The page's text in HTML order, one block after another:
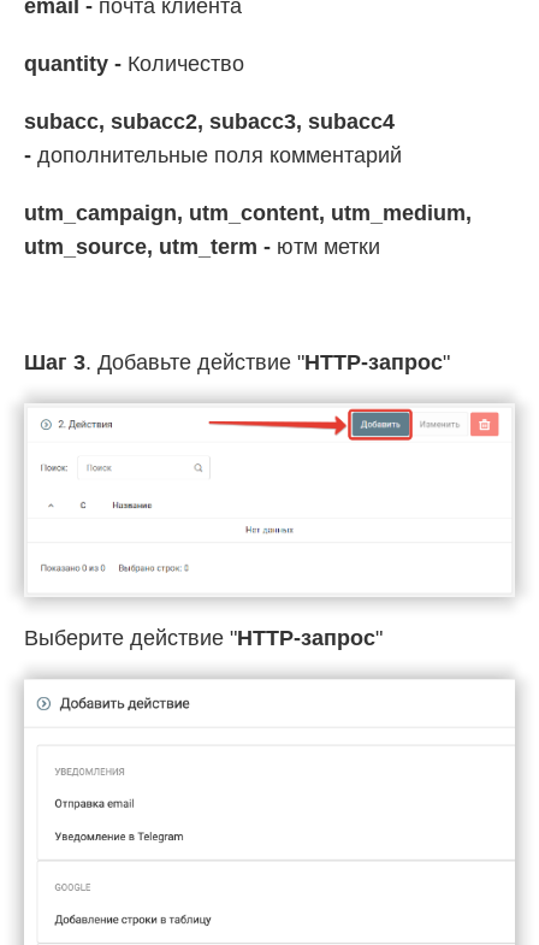
email - почта клиента
quantity - Количество
subacc, subacc2, subacc3, subacc4
- дополнительные поля комментарий
utm_campaign, utm_content, utm_medium,
utm_source, utm_term - ютм метки
Шаг 3. Добавьте действие "HTTP-запрос"
Выберите действие "HTTP-запрос"